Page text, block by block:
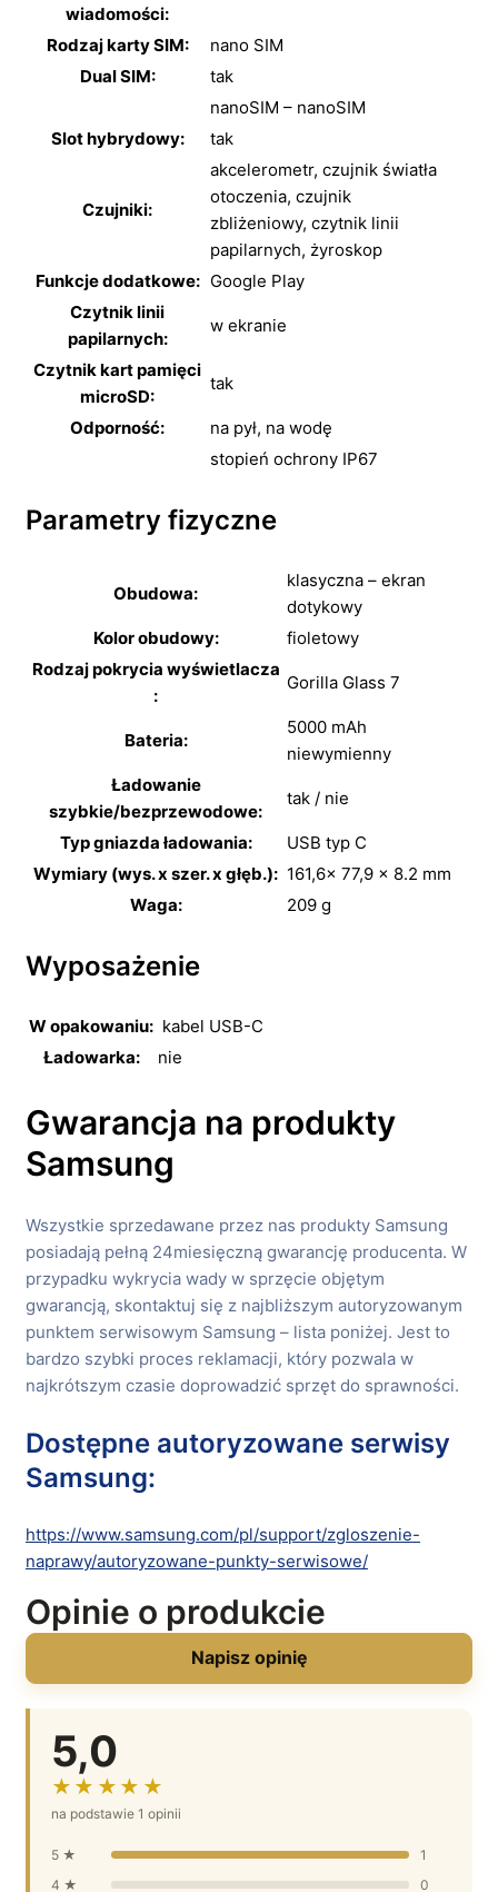
wiadomości:
Rodzaj karty SIM:
nano SIM
Dual SIM:
tak
nanoSIM – nanoSIM
Slot hybrydowy:
tak
Czujniki:
akcelerometr, czujnik światła
otoczenia, czujnik
zbliżeniowy, czytnik linii
papilarnych, żyroskop
Funkcje dodatkowe: Google Play
Czytnik linii
papilarnych:
w ekranie
Czytnik kart pamięci
microSD:
tak
Odporność: na pył, na wodę
stopień ochrony IP67
Parametry fizyczne
Obudowa:
klasyczna – ekran
dotykowy
Kolor obudowy:
fioletowy
Rodzaj pokrycia wyświetlacza
:
Gorilla Glass 7
Bateria:
5000 mAh
niewymienny
Ładowanie
szybkie/bezprzewodowe:
tak / nie
Typ gniazda ładowania:
USB typ C
Wymiary (wys. x szer. x głęb.): 161,6x 77,9 x 8.2 mm
Waga:
209 g
Wyposażenie
W opakowaniu: kabel USB-C
Ładowarka:
nie
Gwarancja na produkty
Samsung
Wszystkie sprzedawane przez nas produkty Samsung
posiadają pełną 24miesięczną gwarancję producenta. W
przypadku wykrycia wady w sprzęcie objętym
gwarancją, skontaktuj się z najbliższym autoryzowanym
punktem serwisowym Samsung – lista poniżej. Jest to
bardzo szybki proces reklamacji, który pozwala w
najkrótszym czasie doprowadzić sprzęt do sprawności.
Dostępne autoryzowane serwisy
Samsung:
https://www.samsung.com/pl/support/zgloszenie-
naprawy/autoryzowane-punkty-serwisowe/
Opinie o produkcie
Napisz opinię
5,0
★★★★★
na podstawie 1 opinii
5 ★
1
4 ★
0